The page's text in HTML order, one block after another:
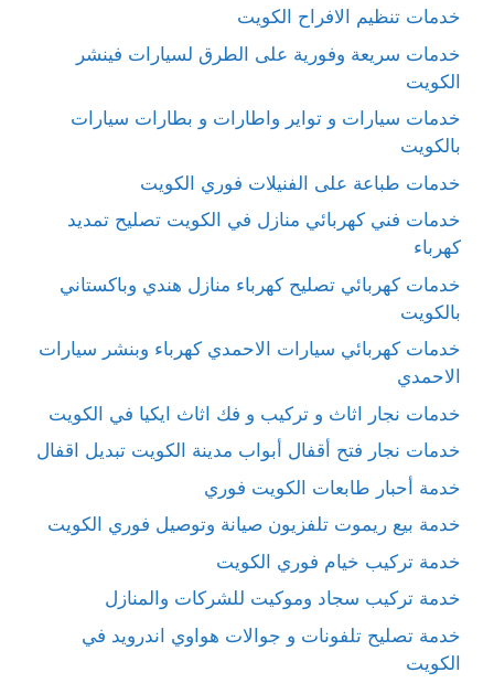
خدمات تنظيم الافراح الكويت
خدمات سريعة وفورية على الطرق لسيارات فينشر
الكويت
خدمات سيارات و تواير واطارات و بطارات سيارات
بالكويت
خدمات طباعة على الفنيلات فوري الكويت
خدمات فني كهربائي منازل في الكويت تصليح تمديد
كهرباء
خدمات كهربائي تصليح كهرباء منازل هندي وباكستاني
بالكويت
خدمات كهربائي سيارات الاحمدي كهرباء وبنشر سيارات
الاحمدي
خدمات نجار اثاث و تركيب و فك اثاث ايكيا في الكويت
خدمات نجار فتح أقفال أبواب مدينة الكويت تبديل اقفال
خدمة أحبار طابعات الكويت فوري
خدمة بيع ريموت تلفزيون صيانة وتوصيل فوري الكويت
خدمة تركيب خيام فوري الكويت
خدمة تركيب سجاد وموكيت للشركات والمنازل
خدمة تصليح تلفونات و جوالات هواوي اندرويد في
الكويت